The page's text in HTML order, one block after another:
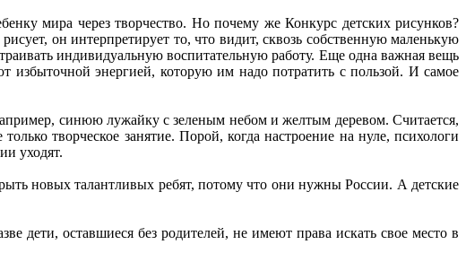
мира через творчество. Но почему же Конкурс детских рисунков?
он интерпретирует то, что видит, сквозь собственную маленькую
индивидуальную воспитательную работу. Еще одна важная вещь
избыточной энергией, которую им надо потратить с пользой. И самое
синюю лужайку с зеленым небом и желтым деревом. Считается,
творческое занятие. Порой, когда настроение на нуле, психологи
уходят.
новых талантливых ребят, потому что они нужны России. А детские
дети, оставшиеся без родителей, не имеют права искать свое место в